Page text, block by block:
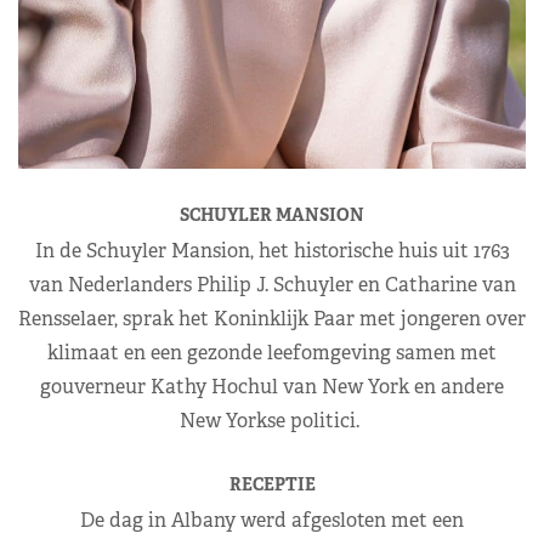
SCHUYLER MANSION
In de Schuyler Mansion, het historische huis uit 1763
van Nederlanders Philip J. Schuyler en Catharine van
Rensselaer, sprak het Koninklijk Paar met jongeren over
klimaat en een gezonde leefomgeving samen met
gouverneur Kathy Hochul van New York en andere
New Yorkse politici.
RECEPTIE
De dag in Albany werd afgesloten met een